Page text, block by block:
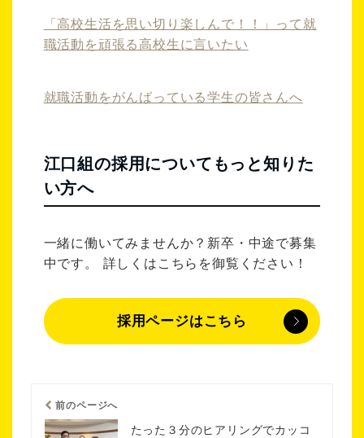
「高校生活を思い切り楽しんで！！」って就
職活動を頑張る高校生に言いたい
就職活動をがんばっている学生の皆さんへ
江口組の採用についてもっと知りた
い方へ
一緒に働いてみませんか？新卒・中途で募集
中です。 詳しくはこちらを御覧ください！
採用ページはこちら
前のページへ
たった３分のヒアリングでカッコ